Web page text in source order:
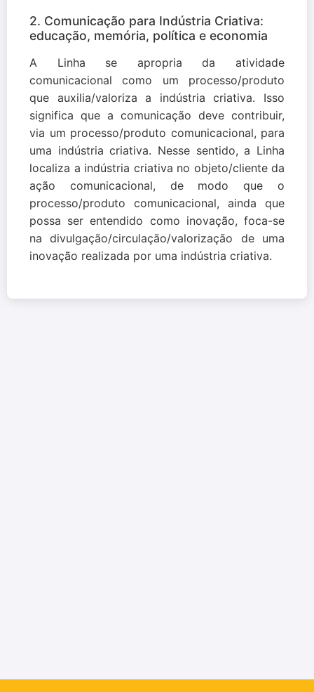
2. Comunicação para Indústria Criativa:
educação, memória, política e economia
A Linha se apropria da atividade
comunicacional como um processo/produto
que auxilia/valoriza a indústria criativa. Isso
significa que a comunicação deve contribuir,
via um processo/produto comunicacional, para
uma indústria criativa. Nesse sentido, a Linha
localiza a indústria criativa no objeto/cliente da
ação comunicacional, de modo que o
processo/produto comunicacional, ainda que
possa ser entendido como inovação, foca-se
na divulgação/circulação/valorização de uma
inovação realizada por uma indústria criativa.